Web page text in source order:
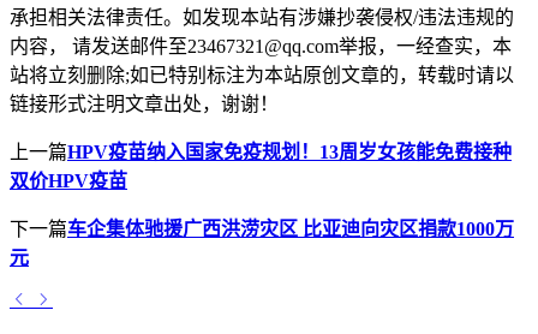
承担相关法律责任。如发现本站有涉嫌抄袭侵权/违法违规的
内容， 请发送邮件至23467321@qq.com举报，一经查实，本
站将立刻删除;如已特别标注为本站原创文章的，转载时请以
链接形式注明文章出处，谢谢！
上一篇HPV疫苗纳入国家免疫规划！13周岁女孩能免费接种
双价HPV疫苗
下一篇车企集体驰援广西洪涝灾区 比亚迪向灾区捐款1000万
元